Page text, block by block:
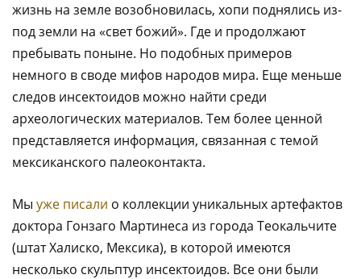
жизнь на земле возобновилась, хопи поднялись из-
под земли на «свет божий». Где и продолжают
пребывать поныне. Но подобных примеров
немного в своде мифов народов мира. Еще меньше
следов инсектоидов можно найти среди
археологических материалов. Тем более ценной
представляется информация, связанная с темой
мексиканского палеоконтакта.
Мы уже писали о коллекции уникальных артефактов
доктора Гонзаго Мартинеса из города Теокальчите
(штат Халиско, Мексика), в которой имеются
несколько скульптур инсектоидов. Все они были